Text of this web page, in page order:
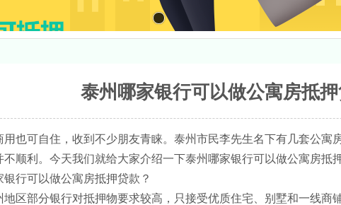
泰州哪家银行可以做公寓房抵
用也可自住，收到不少朋友青睐。泰州市民李先生名下有几套公寓
不顺利。今天我们就给大家介绍一下泰州哪家银行可以做公寓房抵
可以做公寓房抵押贷款？
部分银行对抵押物要求较高，只接受优质住宅、别墅和一线商铺